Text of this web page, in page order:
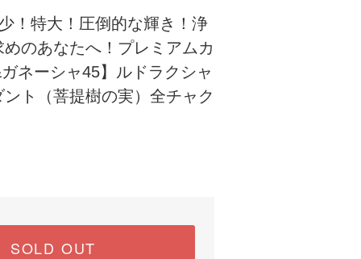
少！特大！圧倒的な輝き！浄
のあなたへ！プレミアムカ
ネーシャ45】ルドラクシャ
ト（菩提樹の実）全チャク
SOLD OUT